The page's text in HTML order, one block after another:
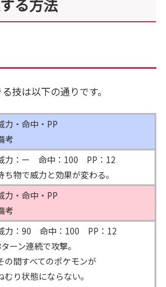
る方法
技は以下の通りです。
力・命中・PP
考
力：ー 命中：100 PP：12
ち物で威力と効果が変わる。
力・命中・PP
考
力：90 命中：100 PP：12
ーン連続で攻撃。
の間すべてのポケモンが
むり状態にならない。